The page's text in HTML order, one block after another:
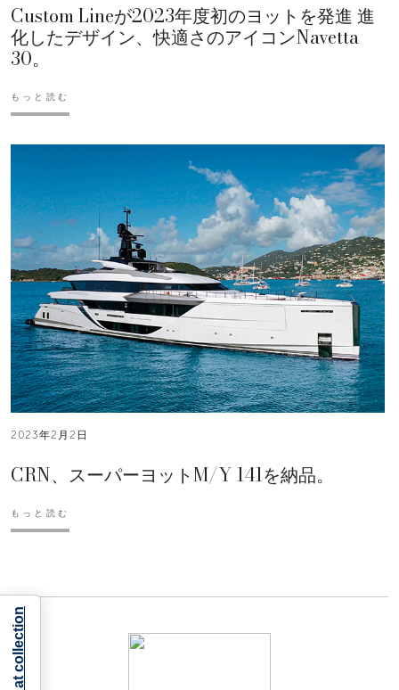
Custom Lineが2023年度初のヨットを発進 進
化したデザイン、快適さのアイコンNavetta
30。
もっと読む
2023年2月2日
CRN、スーパーヨットM/Y 141を納品。
もっと読む